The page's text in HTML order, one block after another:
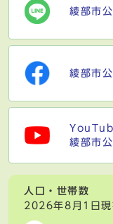
綾部市
綾部市
綾部市
人口・世帯数
2026年8月1日現